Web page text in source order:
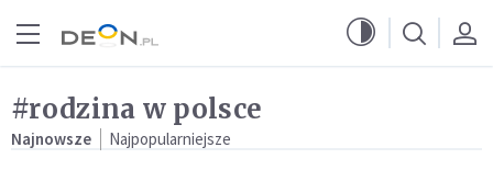
#rodzina w polsce
Najnowsze Najpopularniejsze